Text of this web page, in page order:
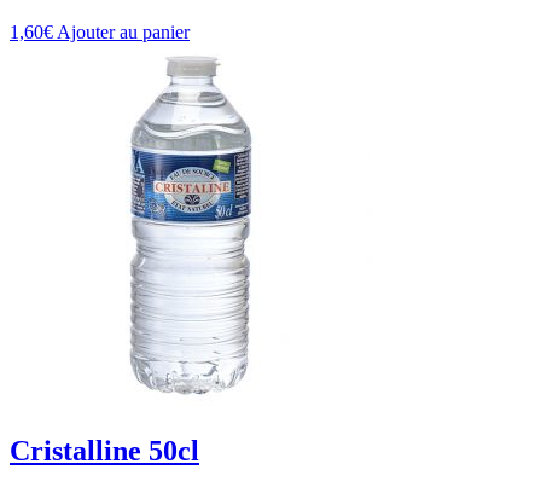
1,60€ Ajouter au panier
Cristalline 50cl